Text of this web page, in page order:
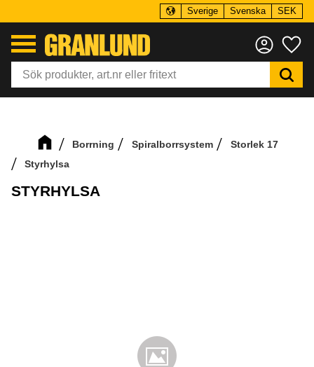
Sverige Svenska SEK
Borrning Spiralborrsystem
Storlek 17
Styrhylsa
STYRHYLSA